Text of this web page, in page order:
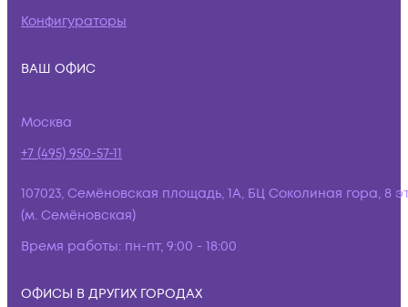
Конфигураторы
ВАШ ОФИС
Москва
+7 (495) 950-57-11
107023, Семёновская площадь, 1А, БЦ Соколиная гора, 8
(м. Семёновская)
Время работы: пн-пт, 9:00 - 18:00
ОФИСЫ В ДРУГИХ ГОРОДАХ